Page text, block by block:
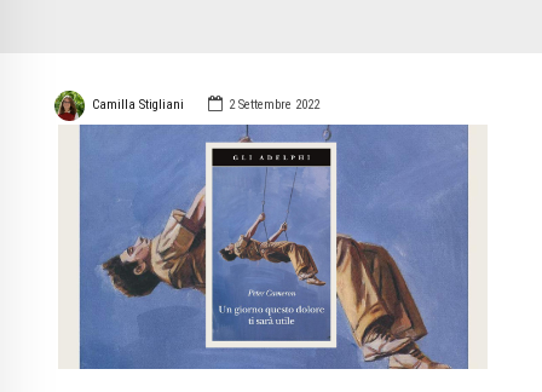
Camilla Stigliani 2 Settembre 2022